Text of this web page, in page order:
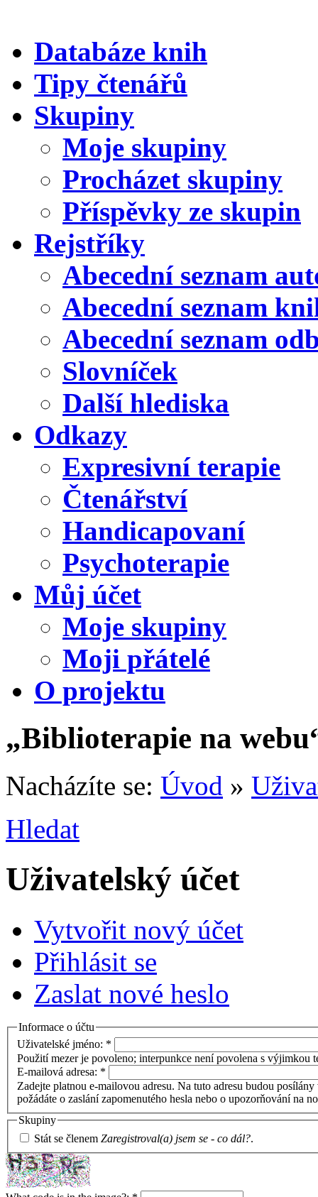
Databáze knih
Tipy čtenářů
Skupiny
Moje skupiny
Procházet skupiny
Příspěvky ze skupin
Rejstříky
Abecední seznam
Abecední seznam
Abecední seznam
Slovníček
Další hlediska
Odkazy
Expresivní terapie
Čtenářství
Handicapovaní
Psychoterapie
Můj účet
Moje skupiny
Moji přátelé
O projektu
„Biblioterapie na
Nacházíte se: Úvod »
Hledat
Uživatelský účet
Vytvořit nový účet
Přihlásit se
Zaslat nové heslo
Informace o účtu
Uživatelské jméno: *
Použití mezer je povoleno; interpunkce není povolena s výjimkou
E-mailová adresa: *
Zadejte platnou e-mailovou adresu. Na tuto adresu budou
požádáte o zaslání zapomenutého hesla nebo o upozorňování na
Skupiny
Stát se členem Zaregistroval(a) jsem se - co dál?.